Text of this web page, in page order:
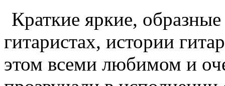
Краткие яркие,
гитаристах, истории
этом всеми любимом и